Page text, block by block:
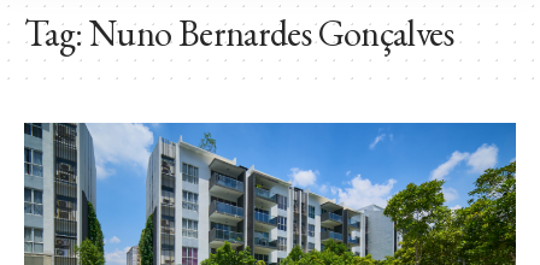
Tag:Nuno Bernardes Gonçalves